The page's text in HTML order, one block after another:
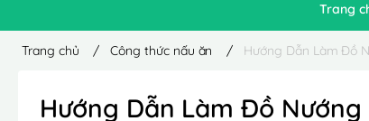
Trang
Trang chủ / Công thức nấu ăn / Hướng Dẫn Làm Đồ
Hướng Dẫn Làm Đồ Nướng